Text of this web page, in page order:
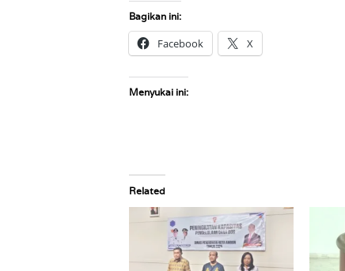
Bagikan ini:
Facebook X
Menyukai ini:
Related